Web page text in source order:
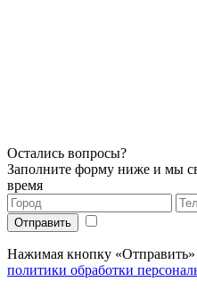
Остались вопросы?
Заполните форму ниже и мы
время
Нажимая кнопку «Отправить»
политики обработки